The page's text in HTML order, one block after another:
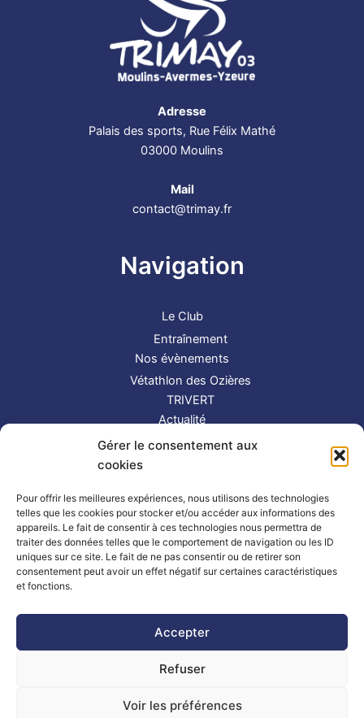
Gérer le consentement aux
cookies
Pour offrir les meilleures expériences, nous utilisons des technologies
telles que les cookies pour stocker et/ou accéder aux informations des
appareils. Le fait de consentir à ces technologies nous permettra de
traiter des données telles que le comportement de navigation ou les ID
uniques sur ce site. Le fait de ne pas consentir ou de retirer son
consentement peut avoir un effet négatif sur certaines caractéristiques
et fonctions.
Accepter
Refuser
Voir les préférences
Adresse
Palais des sports, Rue Félix Mathé
03000 Moulins
Mail
contact@trimay.fr
Navigation
Le Club
Entraînement
Nos évènements
Vétathlon des Ozières
TRIVERT
Actualité
Contact
Suivez-nous !
Copyright © 2026 TRIMAY | Powered by